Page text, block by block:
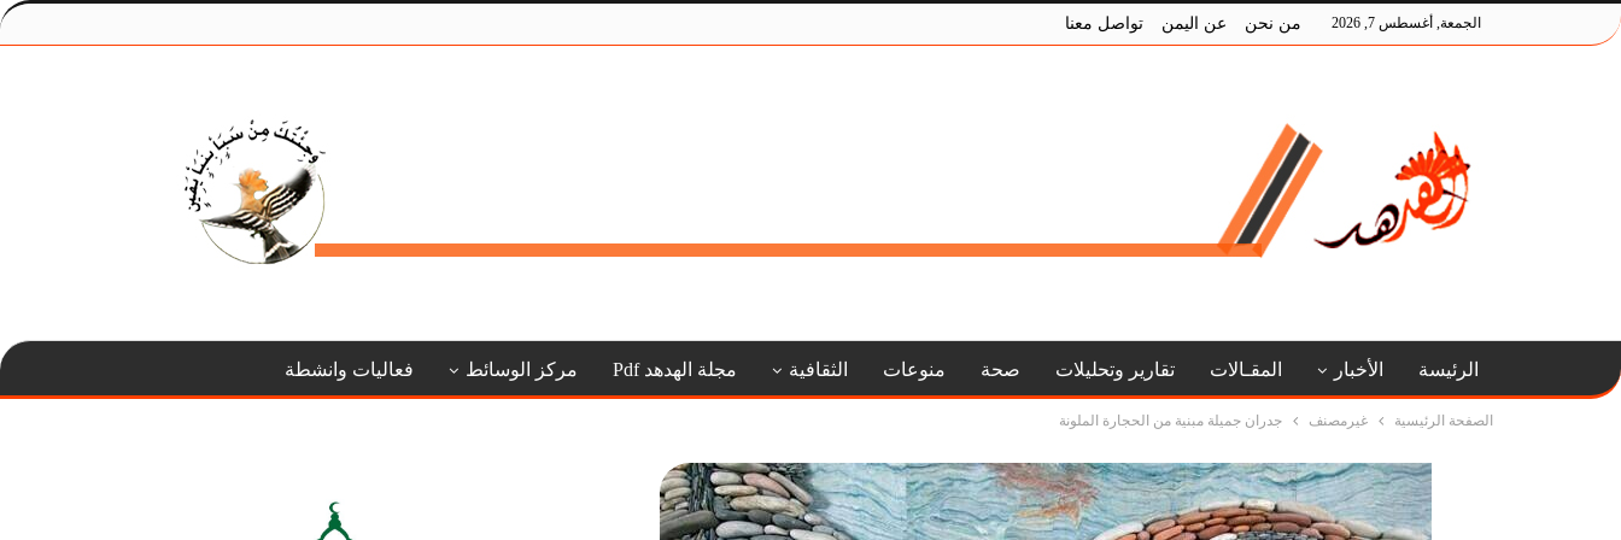
الجمعة, أغسطس 7, 2026 من نحن عن اليمن تواصل معنا
الرئيسة الأخبار المقـالات تقارير وتحليلات صحة منوعات الثقافية مجلة الهدهد Pdf مركز الوسائط فعاليات وانشطة
الصفحة الرئيسية غيرمصنف جدران جميلة مبنية من الحجارة الملونة